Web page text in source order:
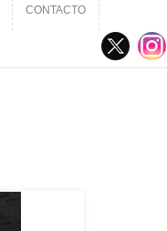
CONTACTO